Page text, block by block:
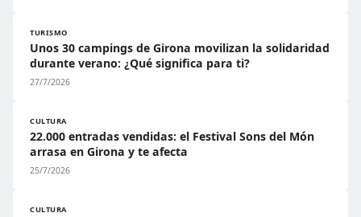
TURISMO
Unos 30 campings de Girona movilizan la solidaridad
durante verano: ¿Qué significa para ti?
27/7/2026
CULTURA
22.000 entradas vendidas: el Festival Sons del Món
arrasa en Girona y te afecta
25/7/2026
CULTURA